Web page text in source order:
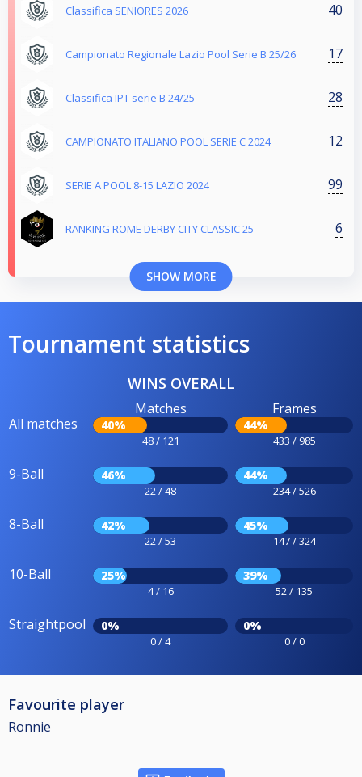
Classifica SENIORES 2026 40
Campionato Regionale Lazio Pool Serie B 25/26 17
Classifica IPT serie B 24/25 28
CAMPIONATO ITALIANO POOL SERIE C 2024 12
SERIE A POOL 8-15 LAZIO 2024 99
RANKING ROME DERBY CITY CLASSIC 25 6
SHOW MORE
Tournament statistics
WINS OVERALL
All matches
Matches
40%
48 / 121
Frames
44%
433 / 985
9-Ball 46%
22 / 48
44%
234 / 526
8-Ball 42%
22 / 53
45%
147 / 324
10-Ball 25%
4 / 16
39%
52 / 135
Straightpool 0%
0 / 4
0%
0 / 0
Favourite player
Ronnie